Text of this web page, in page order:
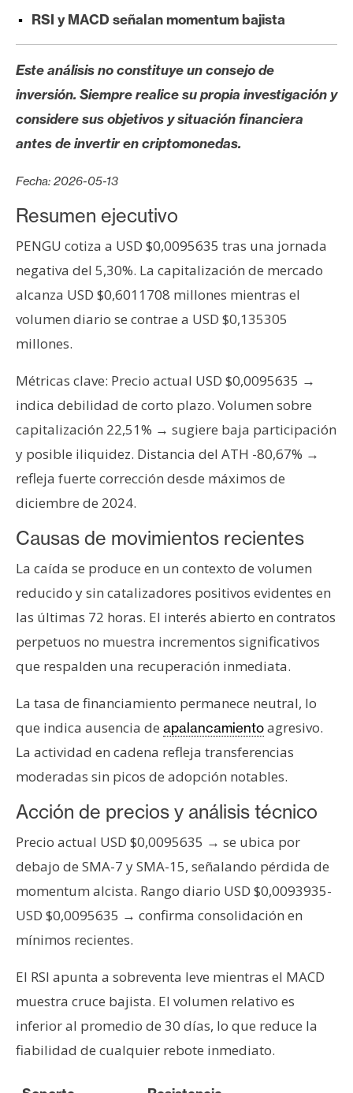
n
á
l
s
s
N
o
a
s
d
P
r
e
s
a
T
m
a
s
R
c
u
r
s
s
C
o
t
a
t
o
y
P
u
RSI y MACD señalan momentum bajista
Este análisis no constituye un consejo de
inversión. Siempre realice su propia investigación y
considere sus objetivos y situación financiera
antes de invertir en criptomonedas.
Fecha: 2026-05-13
Resumen ejecutivo
PENGU cotiza a USD $0,0095635 tras una jornada
negativa del 5,30%. La capitalización de mercado
alcanza USD $0,6011708 millones mientras el
volumen diario se contrae a USD $0,135305
millones.
Métricas clave: Precio actual USD $0,0095635 →
indica debilidad de corto plazo. Volumen sobre
capitalización 22,51% → sugiere baja participación
y posible iliquidez. Distancia del ATH -80,67% →
refleja fuerte corrección desde máximos de
diciembre de 2024.
Causas de movimientos recientes
La caída se produce en un contexto de volumen
reducido y sin catalizadores positivos evidentes en
las últimas 72 horas. El interés abierto en contratos
perpetuos no muestra incrementos significativos
que respalden una recuperación inmediata.
La tasa de financiamiento permanece neutral, lo
que indica ausencia de apalancamientoagresivo.
La actividad en cadena refleja transferencias
moderadas sin picos de adopción notables.
Acción de precios y análisis técnico
Precio actual USD $0,0095635 → se ubica por
debajo de SMA-7 y SMA-15, señalando pérdida de
momentum alcista. Rango diario USD $0,0093935-
USD $0,0095635 → confirma consolidación en
mínimos recientes.
El RSI apunta a sobreventa leve mientras el MACD
muestra cruce bajista. El volumen relativo es
inferior al promedio de 30 días, lo que reduce la
fiabilidad de cualquier rebote inmediato.